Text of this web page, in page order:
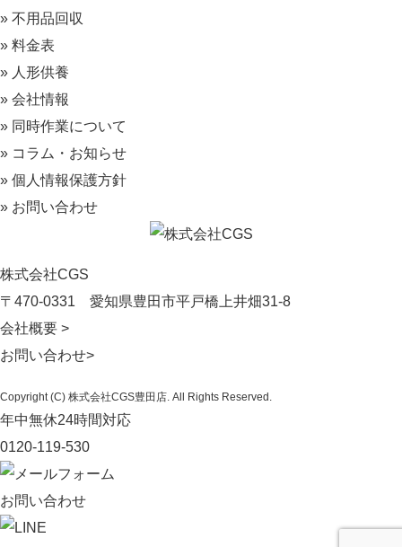
» 不用品回収
» 料金表
» 人形供養
» 会社情報
» 同時作業について
» コラム・お知らせ
» 個人情報保護方針
» お問い合わせ
株式会社CGS
〒470-0331 愛知県豊田市平戸橋上井畑31-8
会社概要 >
お問い合わせ>
Copyright (C) 株式会社CGS豊田店. All Rights Reserved.
年中無休24時間対応
0120-119-530
お問い合わせ